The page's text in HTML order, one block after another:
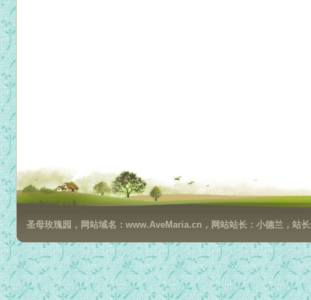
025福音马窦第21章 耶稣乘驴入都、二子之喻、园户之喻
026福音马窦第22章 王宴喻、天主与凯撒、阐复活、论爱天
027福音马窦第23章 斥经生及法利塞人、哀耶路撒冷.mp3
028福音马窦第24章 预言耶路撒冷之被毁及世界末日.mp3
029福音马窦第25章 童女喻、托金喻、末日审判.mp3
030福音马窦第26章 香液敷主、建立圣体、山园祈祷、奸徒
圣母玫瑰园，网站域名：www.AveMaria.cn，网站站长：小德兰，